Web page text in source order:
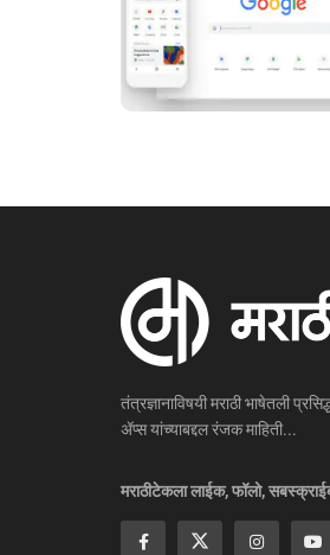
तंत्रज्ञानाविषयी मराठी भाषेतली
ॲप्स यांच्याबद्दल रंजक माहिती...
मराठीटेकला लाईक, फॉलो,